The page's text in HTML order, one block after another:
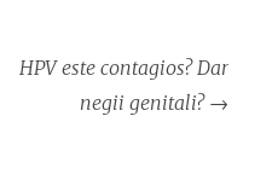
HPV este contagios? Dar
negii genitali? →